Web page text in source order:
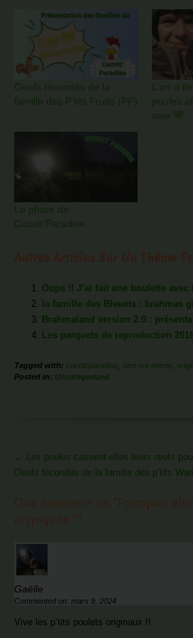
Oeufs fécondés de la
famille des P’tits Fruits (PF)
L’art
poules
voie
Le phare de
Cocott’Paradise
Oups !! J’ai fait une boulette
la famille des Bleuets : brahmas
Brahmaland version 2.0 :
Les parquets de reproduction
Tagged with: cocott'paradise être soi-même
Posted in: Uncategorized
More
Articles
← Les poules cassent-elles leurs œufs
Oeufs fécondés de la famille des p’tits
Gaëlle
Commented on: mars 9, 2024
Vive les p’tits poulets originaux !!